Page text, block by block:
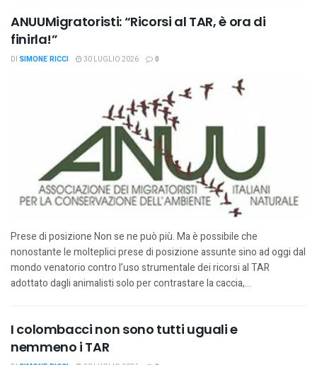
ANUUMigratoristi: “Ricorsi al TAR, è ora di
finirla!”
DI SIMONE RICCI 30 LUGLIO 2026 0
Prese di posizione Non se ne può più. Ma è possibile che
nonostante le molteplici prese di posizione assunte sino ad oggi dal
mondo venatorio contro l’uso strumentale dei ricorsi al TAR
adottato dagli animalisti solo per contrastare la caccia,...
I colombacci non sono tutti uguali e
nemmeno i TAR